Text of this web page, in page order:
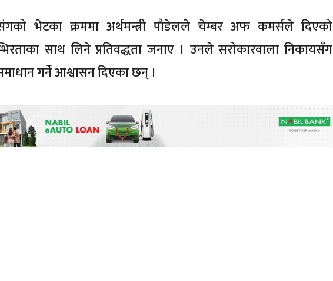
भेटका क्रममा अर्थमन्त्री पौडेलले चेम्बर अफ कमर्सले दिएको
साथ लिने प्रतिवद्धता जनाए । उनले सरोकारवाला निकायसँग
गर्ने आश्वासन दिएका छन् ।